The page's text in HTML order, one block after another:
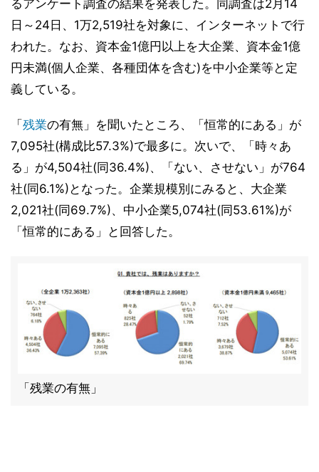
るアンケート調査の結果を発表した。同調査は2月14
日～24日、1万2,519社を対象に、インターネットで行
われた。なお、資本金1億円以上を大企業、資本金1億
円未満(個人企業、各種団体を含む)を中小企業等と定
義している。
「 残業の有無」を聞いたところ、「恒常的にある」が
7,095社(構成比57.3%)で最多に。次いで、「時々あ
る」が4,504社(同36.4%)、「ない、させない」が764
社(同6.1%)となった。企業規模別にみると、大企業
2,021社(同69.7%)、中小企業5,074社(同53.61%)が
「恒常的にある」と回答した。
「残業の有無」